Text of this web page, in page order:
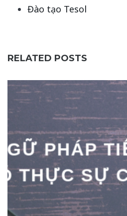
Đào tạo Tesol
RELATED POSTS